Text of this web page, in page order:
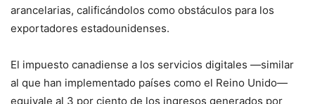
arancelarias, calificándolos como obstáculos para los
exportadores estadounidenses.
El impuesto canadiense a los servicios digitales —similar
al que han implementado países como el Reino Unido—
equivale al 3 por ciento de los ingresos generados por